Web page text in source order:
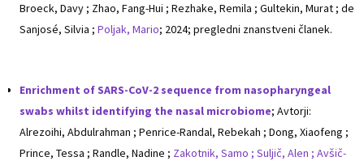
Broeck, Davy ; Zhao, Fang-Hui ; Rezhake, Remila ; Gultekin, Murat ; de
Sanjosé, Silvia ; Poljak, Mario; 2024; pregledni znanstveni članek.
Enrichment of SARS-CoV-2 sequence from nasopharyngeal
swabs whilst identifying the nasal microbiome; Avtorji:
Alrezoihi, Abdulrahman ; Penrice-Randal, Rebekah ; Dong, Xiaofeng ;
Prince, Tessa ; Randle, Nadine ; Zakotnik, Samo ; Suljič, Alen ; Avšič-